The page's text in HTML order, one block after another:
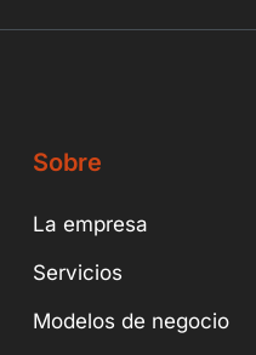
Sobre
La empresa
Servicios
Modelos de negocio